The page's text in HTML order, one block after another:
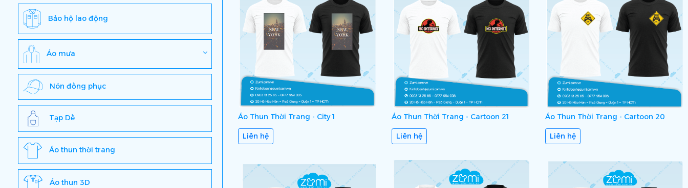
Bảo hộ lao động
Áo mưa
Nón đồng phục
Tạp Dề
Áo thun thời trang
Áo thun 3D
Áo Thun Thời Trang - City 1
Liên hệ
Áo Thun Thời Trang - Cartoon 21
Liên hệ
Áo Thun Thời Trang - Cartoon 20
Liên hệ